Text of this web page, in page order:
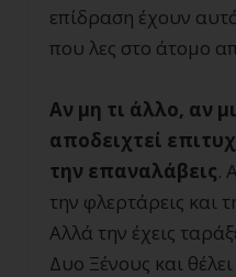
επίδραση έχουν
που λες στο άτομο
Αν μη τι άλλο, αν
αποδειχτεί
την επαναλάβεις.
την φλερτάρεις και
Αλλά την έχεις
Δυο Ξένους και